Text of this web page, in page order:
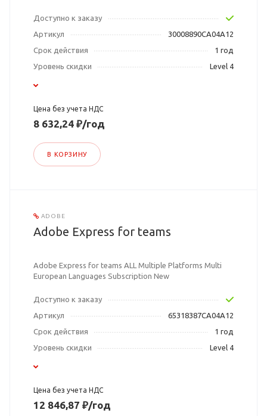
Доступно к заказу
Артикул
30008890CA04A12
Срок действия
1 год
Уровень скидки
Level 4
Цена без учета НДС
8 632,24 ₽/год
В КОРЗИНУ
ADOBE
Adobe Express for teams
Adobe Express for teams ALL Multiple Platforms Multi
European Languages Subscription New
Доступно к заказу
Артикул
65318387CA04A12
Срок действия
1 год
Уровень скидки
Level 4
Цена без учета НДС
12 846,87 ₽/год